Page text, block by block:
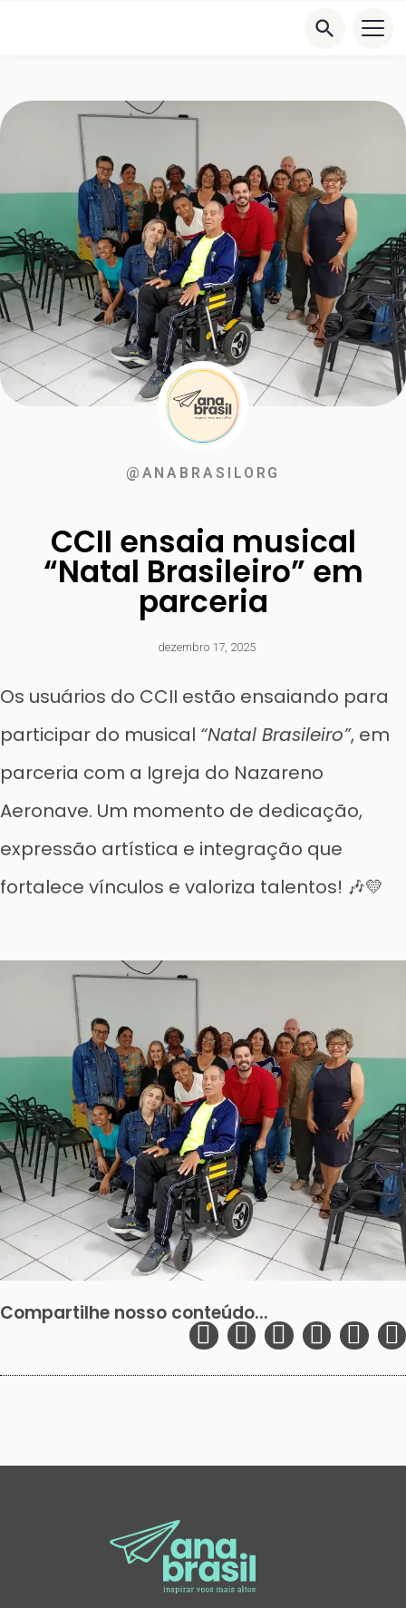
@ANABRASILORG
CCII ensaia musical
“Natal Brasileiro” em
parceria
dezembro 17, 2025
Os usuários do CCII estão ensaiando para
participar do musical “Natal Brasileiro”, em
parceria com a Igreja do Nazareno
Aeronave. Um momento de dedicação,
expressão artística e integração que
fortalece vínculos e valoriza talentos! 🎶💛
Compartilhe nosso conteúdo...